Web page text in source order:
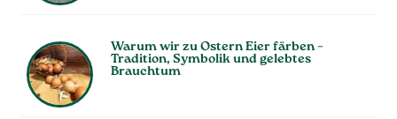
Warum wir zu Ostern Eier färben –
Tradition, Symbolik und gelebtes
Brauchtum